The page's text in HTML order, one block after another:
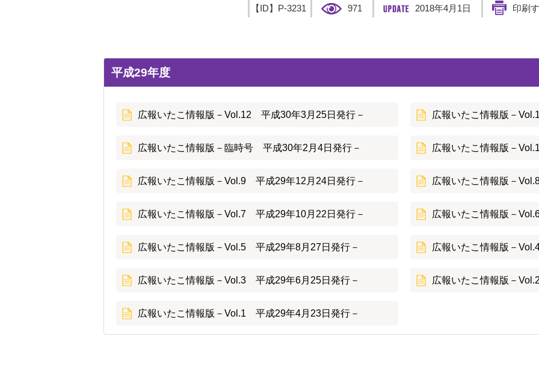
【ID】 P-3231 971 2018年4月1日 印刷
平成29年度
広報いたこ情報版－Vol.12 平成30年3月25日発行－ 広報いたこ情報版－
広報いたこ情報版－臨時号 平成30年2月4日発行－ 広報いたこ情報版－
広報いたこ情報版－Vol.9 平成29年12月24日発行－ 広報いたこ情報版－
広報いたこ情報版－Vol.7 平成29年10月22日発行－ 広報いたこ情報版－
広報いたこ情報版－Vol.5 平成29年8月27日発行－ 広報いたこ情報版－
広報いたこ情報版－Vol.3 平成29年6月25日発行－ 広報いたこ情報版－
広報いたこ情報版－Vol.1 平成29年4月23日発行－